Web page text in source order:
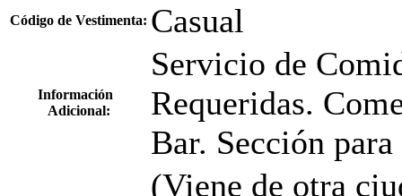
Código de Vestimenta: Casual
Información
Adicional:
Servicio de
Requeridas.
Bar. Sección
(Viene de otra